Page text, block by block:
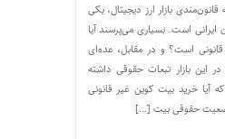
بازار ارز دیجیتال، یکی
ایرانی است. بسیاری می‌پرسند آیا
است؟ و در مقابل، عده‌ای
در این بازار تبعات حقوقی داشته
آیا خرید بیت کوین غیر قانونی
حقوقی بیت‌ […]